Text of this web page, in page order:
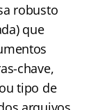
robusto
que
chave,
tipo de